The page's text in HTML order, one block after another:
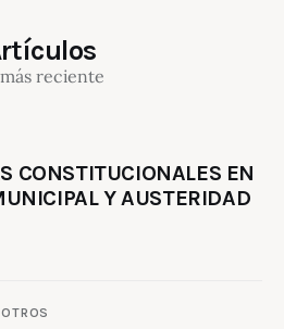
reciente
CONSTITUCIONALES EN
Y AUSTERIDAD
OTROS